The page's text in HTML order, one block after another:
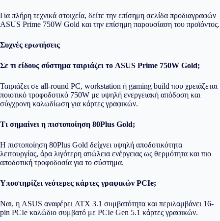
Για πλήρη τεχνικά στοιχεία, δείτε την επίσημη σελίδα προδιαγραφών
ASUS Prime 750W Gold και την επίσημη παρουσίαση του προϊόντος.
Συχνές ερωτήσεις
Σε τι είδους σύστημα ταιριάζει το ASUS Prime 750W Gold;
Ταιριάζει σε all-round PC, workstation ή gaming build που χρειάζεται
ποιοτικό τροφοδοτικό 750W με υψηλή ενεργειακή απόδοση και
σύγχρονη καλωδίωση για κάρτες γραφικών.
Τι σημαίνει η πιστοποίηση 80Plus Gold;
Η πιστοποίηση 80Plus Gold δείχνει υψηλή αποδοτικότητα
λειτουργίας, άρα λιγότερη απώλεια ενέργειας ως θερμότητα και πιο
αποδοτική τροφοδοσία για το σύστημα.
Υποστηρίζει νεότερες κάρτες γραφικών PCIe;
Ναι, η ASUS αναφέρει ATX 3.1 συμβατότητα και περιλαμβάνει 16-
pin PCIe καλώδιο συμβατό με PCIe Gen 5.1 κάρτες γραφικών.